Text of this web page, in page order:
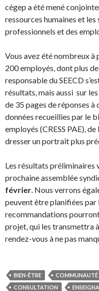
cégep a été mené
ressources humaines et
professionnels et des
Vous avez été nombreux
200 employés, dont plus
responsable du SEECD
résultats, mais aussi sur
de 35 pages de réponses à
données recueillies par le
employés (CRESS PAE),
dresser un portrait plus
Les résultats préliminaires
prochaine assemblée
février . Nous verrons
peuvent être planifiées par
recommandations
projet, qui les transmettra
rendez-vous à ne pas
BIEN-ÊTRE COMMUNAUTÉ
CONSULTATION